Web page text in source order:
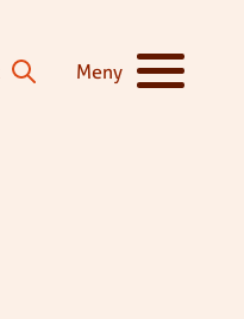
Meny
Vis/skjul hovedmeny